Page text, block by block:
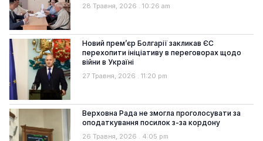
28 Травня, 2026 10:26 am
Новий прем’єр Болгарії закликав ЄС
перехопити ініціативу в переговорах щодо
війни в Україні
27 Травня, 2026 11:20 pm
Верховна Рада не змогла проголосувати за
оподаткування посилок з-за кордону
26 Травня, 2026 4:05 pm